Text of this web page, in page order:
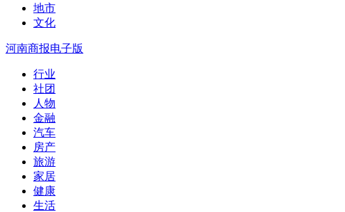
地市
文化
河南商报电子版
行业
社团
人物
金融
汽车
房产
旅游
家居
健康
生活